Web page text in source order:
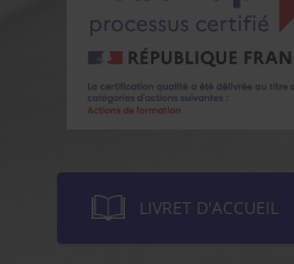
LIVRET D'ACCUEIL